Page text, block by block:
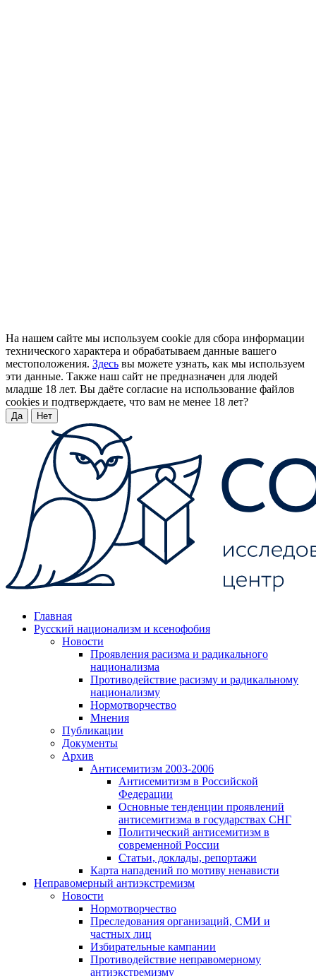
На нашем сайте мы используем cookie для сбора информации
технического характера и обрабатываем данные вашего
местоположения. Здесь вы можете узнать, как мы используем
эти данные. Также наш сайт не предназначен для людей
младше 18 лет. Вы даёте согласие на использование файлов
cookies и подтверждаете, что вам не менее 18 лет?
Да Нет
Главная
Русский национализм и ксенофобия
Новости
Проявления расизма и радикального
национализма
Противодействие расизму и радикальному
национализму
Нормотворчество
Мнения
Публикации
Документы
Архив
Антисемитизм 2003-2006
Антисемитизм в Российской
Федерации
Основные тенденции проявлений
антисемитизма в государствах СНГ
Политический антисемитизм в
современной России
Статьи, доклады, репортажи
Карта нападений по мотиву ненависти
Неправомерный антиэкстремизм
Новости
Нормотворчество
Преследования организаций, СМИ и
частных лиц
Избирательные кампании
Противодействие неправомерному
антиэкстремизму